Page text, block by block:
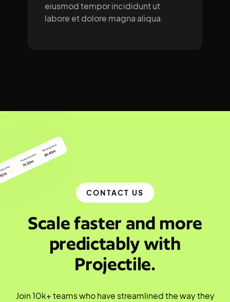
eiusmod tempor incididunt ut
labore et dolore magna aliqua.
CONTACT US
Scale faster and more
predictably with
Projectile.
Join 10k+ teams who have streamlined the way they